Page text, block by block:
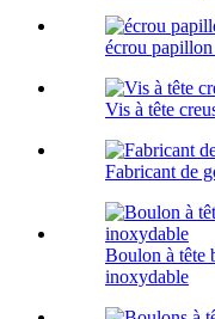
écrou
Vis à tête
Fabricant de
Boulon à tête
inoxydable